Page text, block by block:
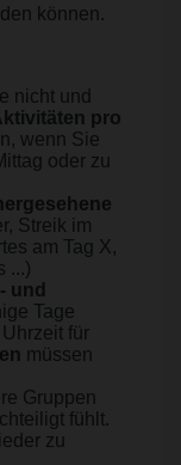
können.
nicht und
pro
wenn Sie
oder zu
Streik im
am Tag X,
...)
und
Tage
für
müssen
Gruppen
fühlt.
zu